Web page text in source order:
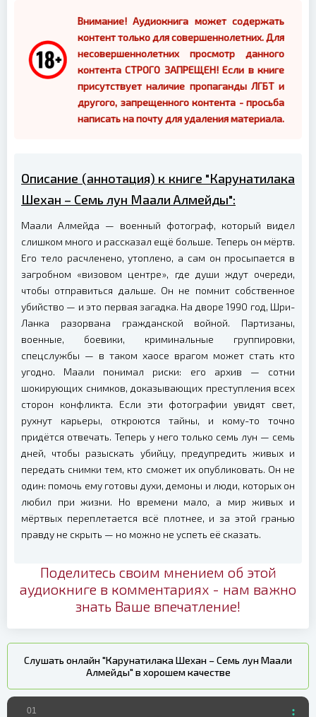
Внимание! Аудиокнига может содержать
контент только для совершеннолетних. Для
несовершеннолетних просмотр данного
контента СТРОГО ЗАПРЕЩЕН! Если в книге
присутствует наличие пропаганды ЛГБТ и
другого, запрещенного контента - просьба
написать на почту для удаления материала.
Описание (аннотация) к книге "Карунатилака
Шехан – Семь лун Маали Алмейды":
Маали Алмейда — военный фотограф, который видел
слишком много и рассказал ещё больше. Теперь он мёртв.
Его тело расчленено, утоплено, а сам он просыпается в
загробном «визовом центре», где души ждут очереди,
чтобы отправиться дальше. Он не помнит собственное
убийство — и это первая загадка. На дворе 1990 год, Шри-
Ланка разорвана гражданской войной. Партизаны,
военные, боевики, криминальные группировки,
спецслужбы — в таком хаосе врагом может стать кто
угодно. Маали понимал риски: его архив — сотни
шокирующих снимков, доказывающих преступления всех
сторон конфликта. Если эти фотографии увидят свет,
рухнут карьеры, откроются тайны, и кому-то точно
придётся отвечать. Теперь у него только семь лун — семь
дней, чтобы разыскать убийцу, предупредить живых и
передать снимки тем, кто сможет их опубликовать. Он не
один: помочь ему готовы духи, демоны и люди, которых он
любил при жизни. Но времени мало, а мир живых и
мёртвых переплетается всё плотнее, и за этой гранью
правду не скрыть — но можно не успеть её сказать.
Поделитесь своим мнением об этой
аудиокниге в комментариях - нам важно
знать Ваше впечатление!
Слушать онлайн "Карунатилака Шехан – Семь лун Маали
Алмейды" в хорошем качестве
01